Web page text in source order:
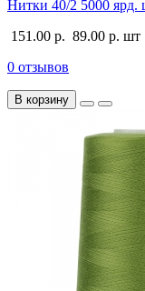
Нитки 40/2 5000
151.00 р. 89.00 р. шт
0 отзывов
В корзину